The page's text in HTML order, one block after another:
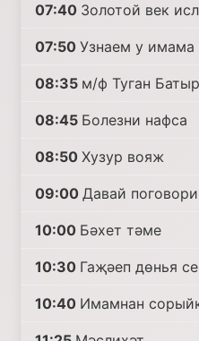
07:40 Золотой век
07:50 Узнаем у имама
08:35 м/ф Туган Батыр
08:45 Болезни нафса
08:50 Хузур вояж
09:00 Давай
10:00 Бәхет тәме
10:30 Гаҗәеп дөнья
10:40 Имамнан